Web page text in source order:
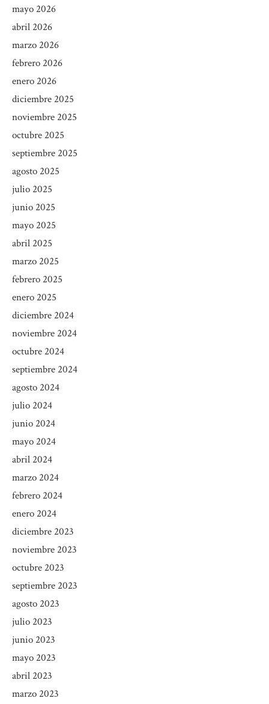
mayo 2026
abril 2026
marzo 2026
febrero 2026
enero 2026
diciembre 2025
noviembre 2025
octubre 2025
septiembre 2025
agosto 2025
julio 2025
junio 2025
mayo 2025
abril 2025
marzo 2025
febrero 2025
enero 2025
diciembre 2024
noviembre 2024
octubre 2024
septiembre 2024
agosto 2024
julio 2024
junio 2024
mayo 2024
abril 2024
marzo 2024
febrero 2024
enero 2024
diciembre 2023
noviembre 2023
octubre 2023
septiembre 2023
agosto 2023
julio 2023
junio 2023
mayo 2023
abril 2023
marzo 2023